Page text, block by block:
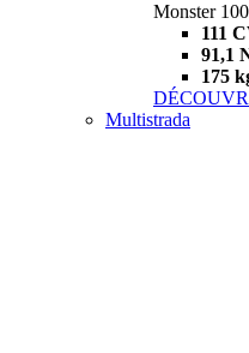
Monster 100
111
91,1
175
Multistrada